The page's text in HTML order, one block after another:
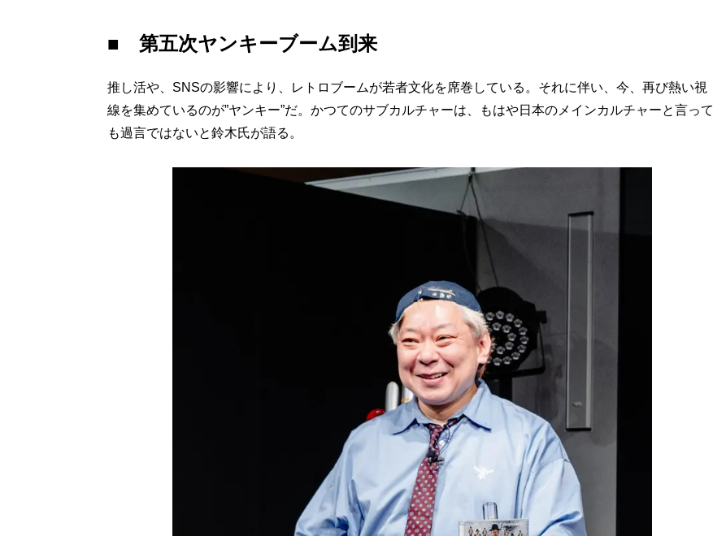
■ 第五次ヤンキーブーム到来
推し活や、SNSの影響により、レトロブームが若者文化を席巻している。それに伴い、今、再び熱い視
線を集めているのが”ヤンキー”だ。かつてのサブカルチャーは、もはや日本のメインカルチャーと言って
も過言ではないと鈴木氏が語る。